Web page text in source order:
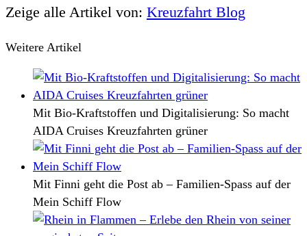
Zeige alle Artikel von: Kreuzfahrt Blog
Weitere Artikel
Mit Bio-Kraftstoffen und Digitalisierung: So macht
AIDA Cruises Kreuzfahrten grüner
Mit Finni geht die Post ab – Familien-Spass auf der
Mein Schiff Flow